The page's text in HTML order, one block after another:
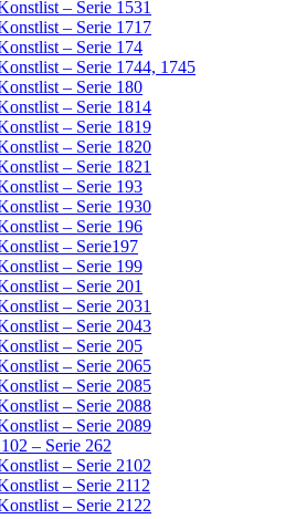
– Serie 1531
– Serie 1717
– Serie 174
– Serie 1744, 1745
– Serie 180
– Serie 1814
– Serie 1819
– Serie 1820
– Serie 1821
– Serie 193
– Serie 1930
– Serie 196
– Serie197
– Serie 199
– Serie 201
– Serie 2031
– Serie 2043
– Serie 205
– Serie 2065
– Serie 2085
– Serie 2088
– Serie 2089
– Serie 262
– Serie 2102
– Serie 2112
– Serie 2122